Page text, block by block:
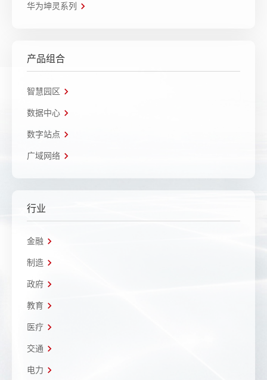
华为坤灵系列
产品组合
智慧园区
数据中心
数字站点
广域网络
行业
金融
制造
政府
教育
医疗
交通
电力